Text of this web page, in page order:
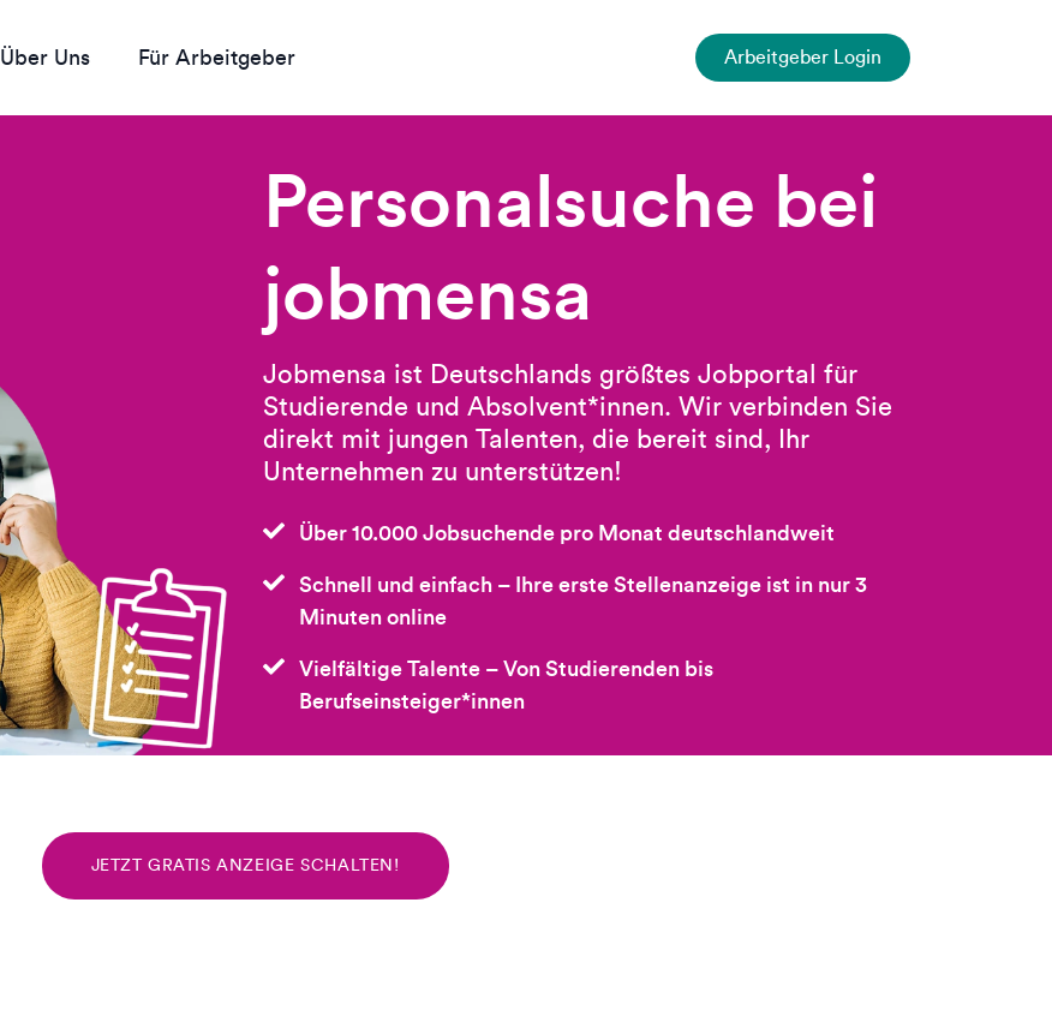
Über Uns Für Arbeitgeber Arbeitgeber Login
Personalsuche bei
jobmensa
Jobmensa ist Deutschlands größtes Jobportal für
Studierende und Absolvent*innen. Wir verbinden Sie
direkt mit jungen Talenten, die bereit sind, Ihr
Unternehmen zu unterstützen!
Über 10.000 Jobsuchende pro Monat deutschlandweit
Schnell und einfach – Ihre erste Stellenanzeige ist in nur 3
Minuten online
Vielfältige Talente – Von Studierenden bis
Berufseinsteiger*innen
JETZT GRATIS ANZEIGE SCHALTEN!